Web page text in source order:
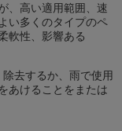
、高い適用範囲、速
い多くのタイプのペ
軟性、影響ある
去するか、雨で使用
あけることをまたは